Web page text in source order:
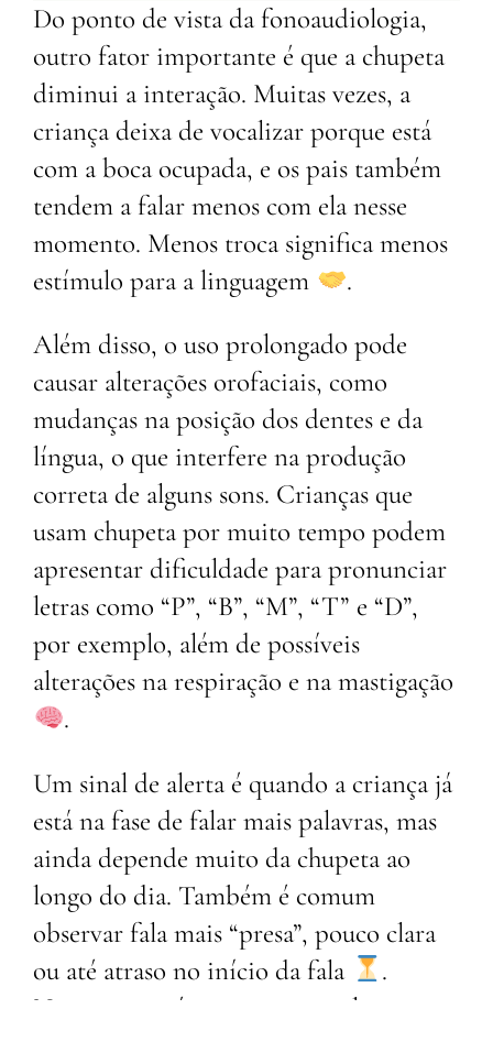
Do ponto de vista da fonoaudiologia,
outro fator importante é que a chupeta
diminui a interação. Muitas vezes, a
criança deixa de vocalizar porque está
com a boca ocupada, e os pais também
tendem a falar menos com ela nesse
momento. Menos troca significa menos
estímulo para a linguagem
.
Além disso, o uso prolongado pode
causar alterações orofaciais, como
mudanças na posição dos dentes e da
língua, o que interfere na produção
correta de alguns sons. Crianças que
usam chupeta por muito tempo podem
apresentar dificuldade para pronunciar
letras como “P”, “B”, “M”, “T” e “D”,
por exemplo, além de possíveis
alterações na respiração e na mastigação
.
Um sinal de alerta é quando a criança já
está na fase de falar mais palavras, mas
ainda depende muito da chupeta ao
longo do dia. Também é comum
observar fala mais “presa”, pouco clara
ou até atraso no início da fala
.
Nesses casos, é importante avaliar.